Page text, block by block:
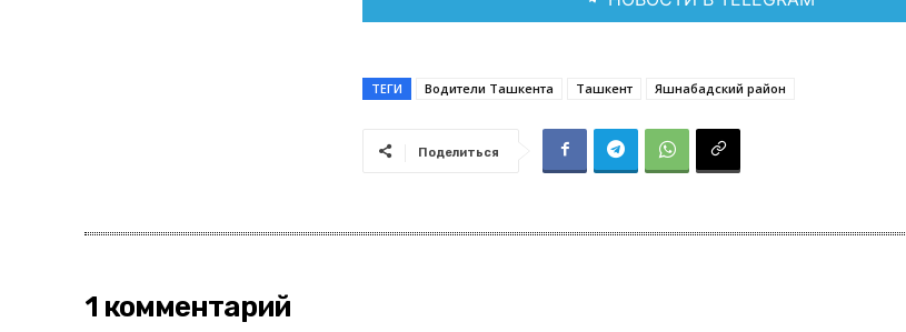
ТЕГИ Водители Ташкента Ташкент Яшнабадский район
Поделиться
1 комментарий